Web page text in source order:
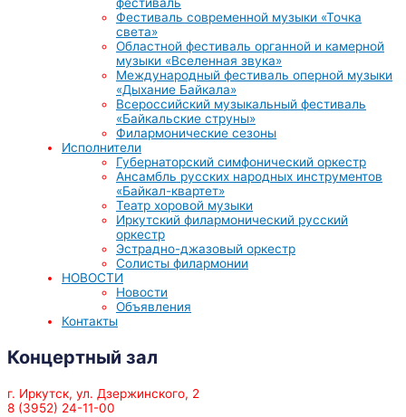
фестиваль
Фестиваль современной музыки «Точка
света»
Областной фестиваль органной и камерной
музыки «Вселенная звука»
Международный фестиваль оперной музыки
«Дыхание Байкала»
Всероссийский музыкальный фестиваль
«Байкальские струны»
Филармонические сезоны
Исполнители
Губернаторский симфонический оркестр
Ансамбль русских народных инструментов
«Байкал-квартет»
Театр хоровой музыки
Иркутский филармонический русский
оркестр
Эстрадно-джазовый оркестр
Солисты филармонии
НОВОСТИ
Новости
Объявления
Контакты
Концертный зал
г. Иркутск, ул. Дзержинского, 2
8 (3952) 24-11-00